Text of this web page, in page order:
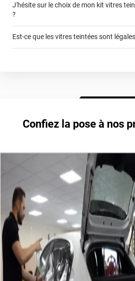
faciliter la
J'hésite sur le choix de mon kit vitres
?
Est-ce que les vitres teintées sont
Extrême Clair 70
Confiez la pose à nos